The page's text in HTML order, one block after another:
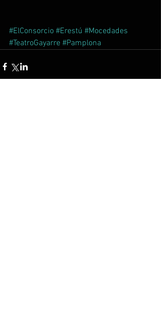
#ElConsorcio #Erestú #Mocedades
#TeatroGayarre #Pamplona